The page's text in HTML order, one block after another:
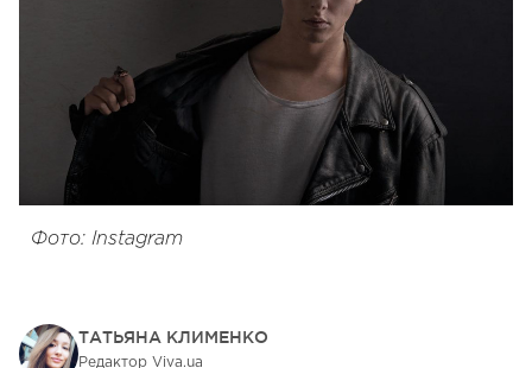
Фото: Instagram
ТАТЬЯНА КЛИМЕНКО
Редактор Viva.ua